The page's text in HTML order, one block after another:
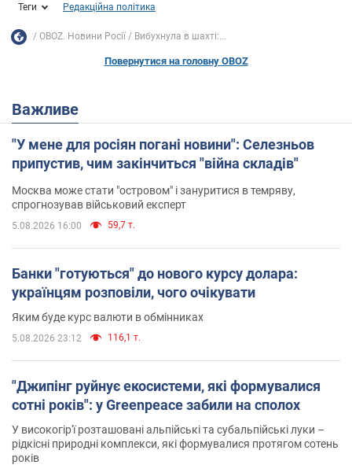
Теги Редакційна політика
OBOZ. Новини Росії Вибухнула в шахті:...
Повернутися на головну OBOZ
Важливе
"У мене для росіян погані новини": Селезньов
припустив, чим закінчиться "війна складів"
Москва може стати "островом" і зануритися в темряву,
спрогнозував військовий експерт
5.08.2026 16:00 59,7 т.
Банки "готуються" до нового курсу долара:
українцям розповіли, чого очікувати
Яким буде курс валюти в обмінниках
5.08.2026 23:12 116,1 т.
"Джипінг руйнує екосистеми, які формувалися
сотні років": у Greenpeace забили на сполох
У високогір'ї розташовані альпійські та субальпійські луки –
рідкісні природні комплекси, які формувалися протягом сотень
років